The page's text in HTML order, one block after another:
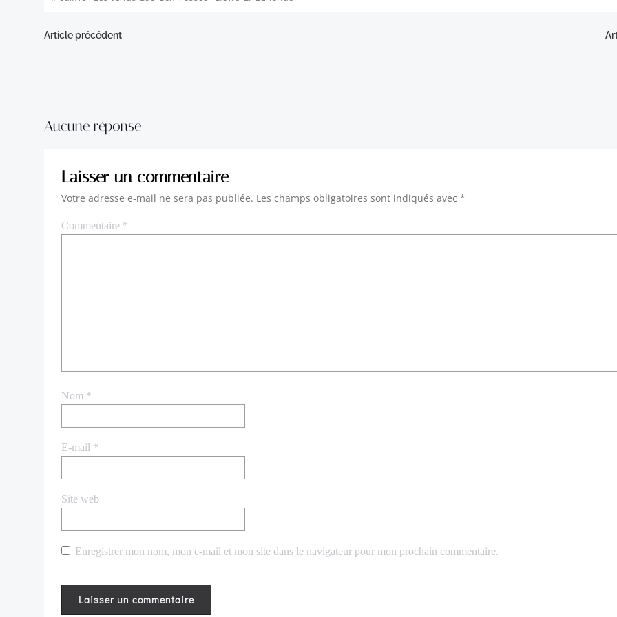
Navigation
l’article
Article précédent
Aucune réponse
Laisser un commentaire
Votre adresse e-mail ne sera pas publiée. Les champs obligatoires sont indiqués avec *
Commentaire *
Nom *
E-mail *
Site web
Enregistrer mon nom, mon e-mail et mon site dans le navigateur pour mon prochain commentaire.